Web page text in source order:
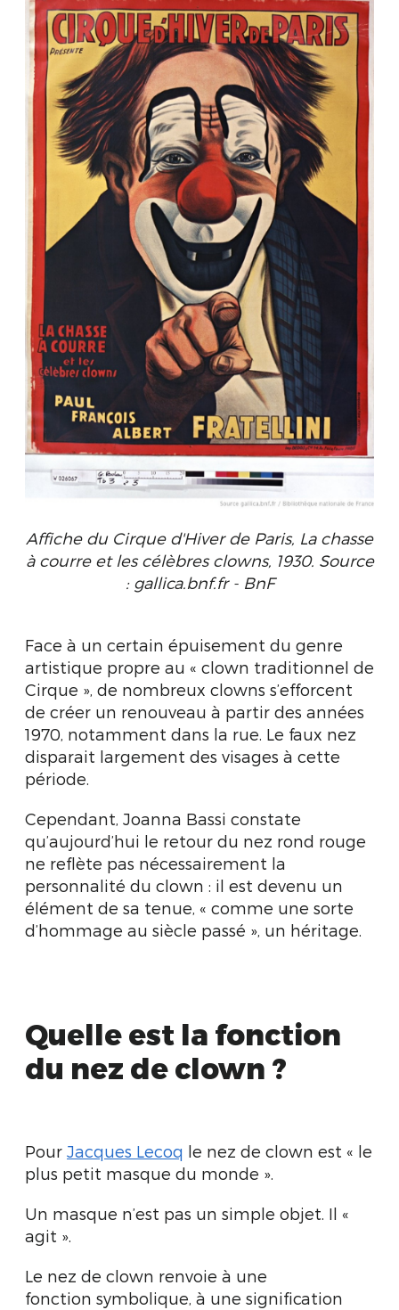
Affiche du Cirque d'Hiver de Paris, La chasse
à courre et les célèbres clowns, 1930. Source
: gallica.bnf.fr - BnF
Face à un certain épuisement du genre
artistique propre au « clown traditionnel de
Cirque », de nombreux clowns s’efforcent
de créer un renouveau à partir des années
1970, notamment dans la rue. Le faux nez
disparait largement des visages à cette
période.
Cependant, Joanna Bassi constate
qu’aujourd’hui le retour du nez rond rouge
ne reflète pas nécessairement la
personnalité du clown : il est devenu un
élément de sa tenue, « comme une sorte
d’hommage au siècle passé », un héritage.
Quelle est la fonction
du nez de clown ?
Pour Jacques Lecoq le nez de clown est « le
plus petit masque du monde ».
Un masque n’est pas un simple objet. Il «
agit ».
Le nez de clown renvoie à une
fonction symbolique, à une signification